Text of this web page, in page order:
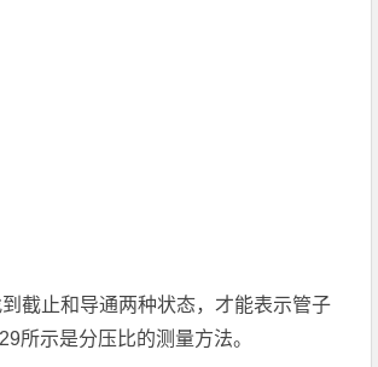
截止和导通两种状态，才能表示管子
所示是分压比的测量方法。